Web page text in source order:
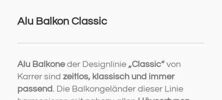
Alu Balkon Classic
Alu Balkoneder Designlinie „Classic“ von
Karrer sind zeitlos, klassisch und immer
passend. Die Balkongeländer dieser Linie